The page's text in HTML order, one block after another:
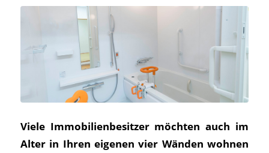
Viele Immobilienbesitzer möchten auch im
Alter in Ihren eigenen vier Wänden wohnen